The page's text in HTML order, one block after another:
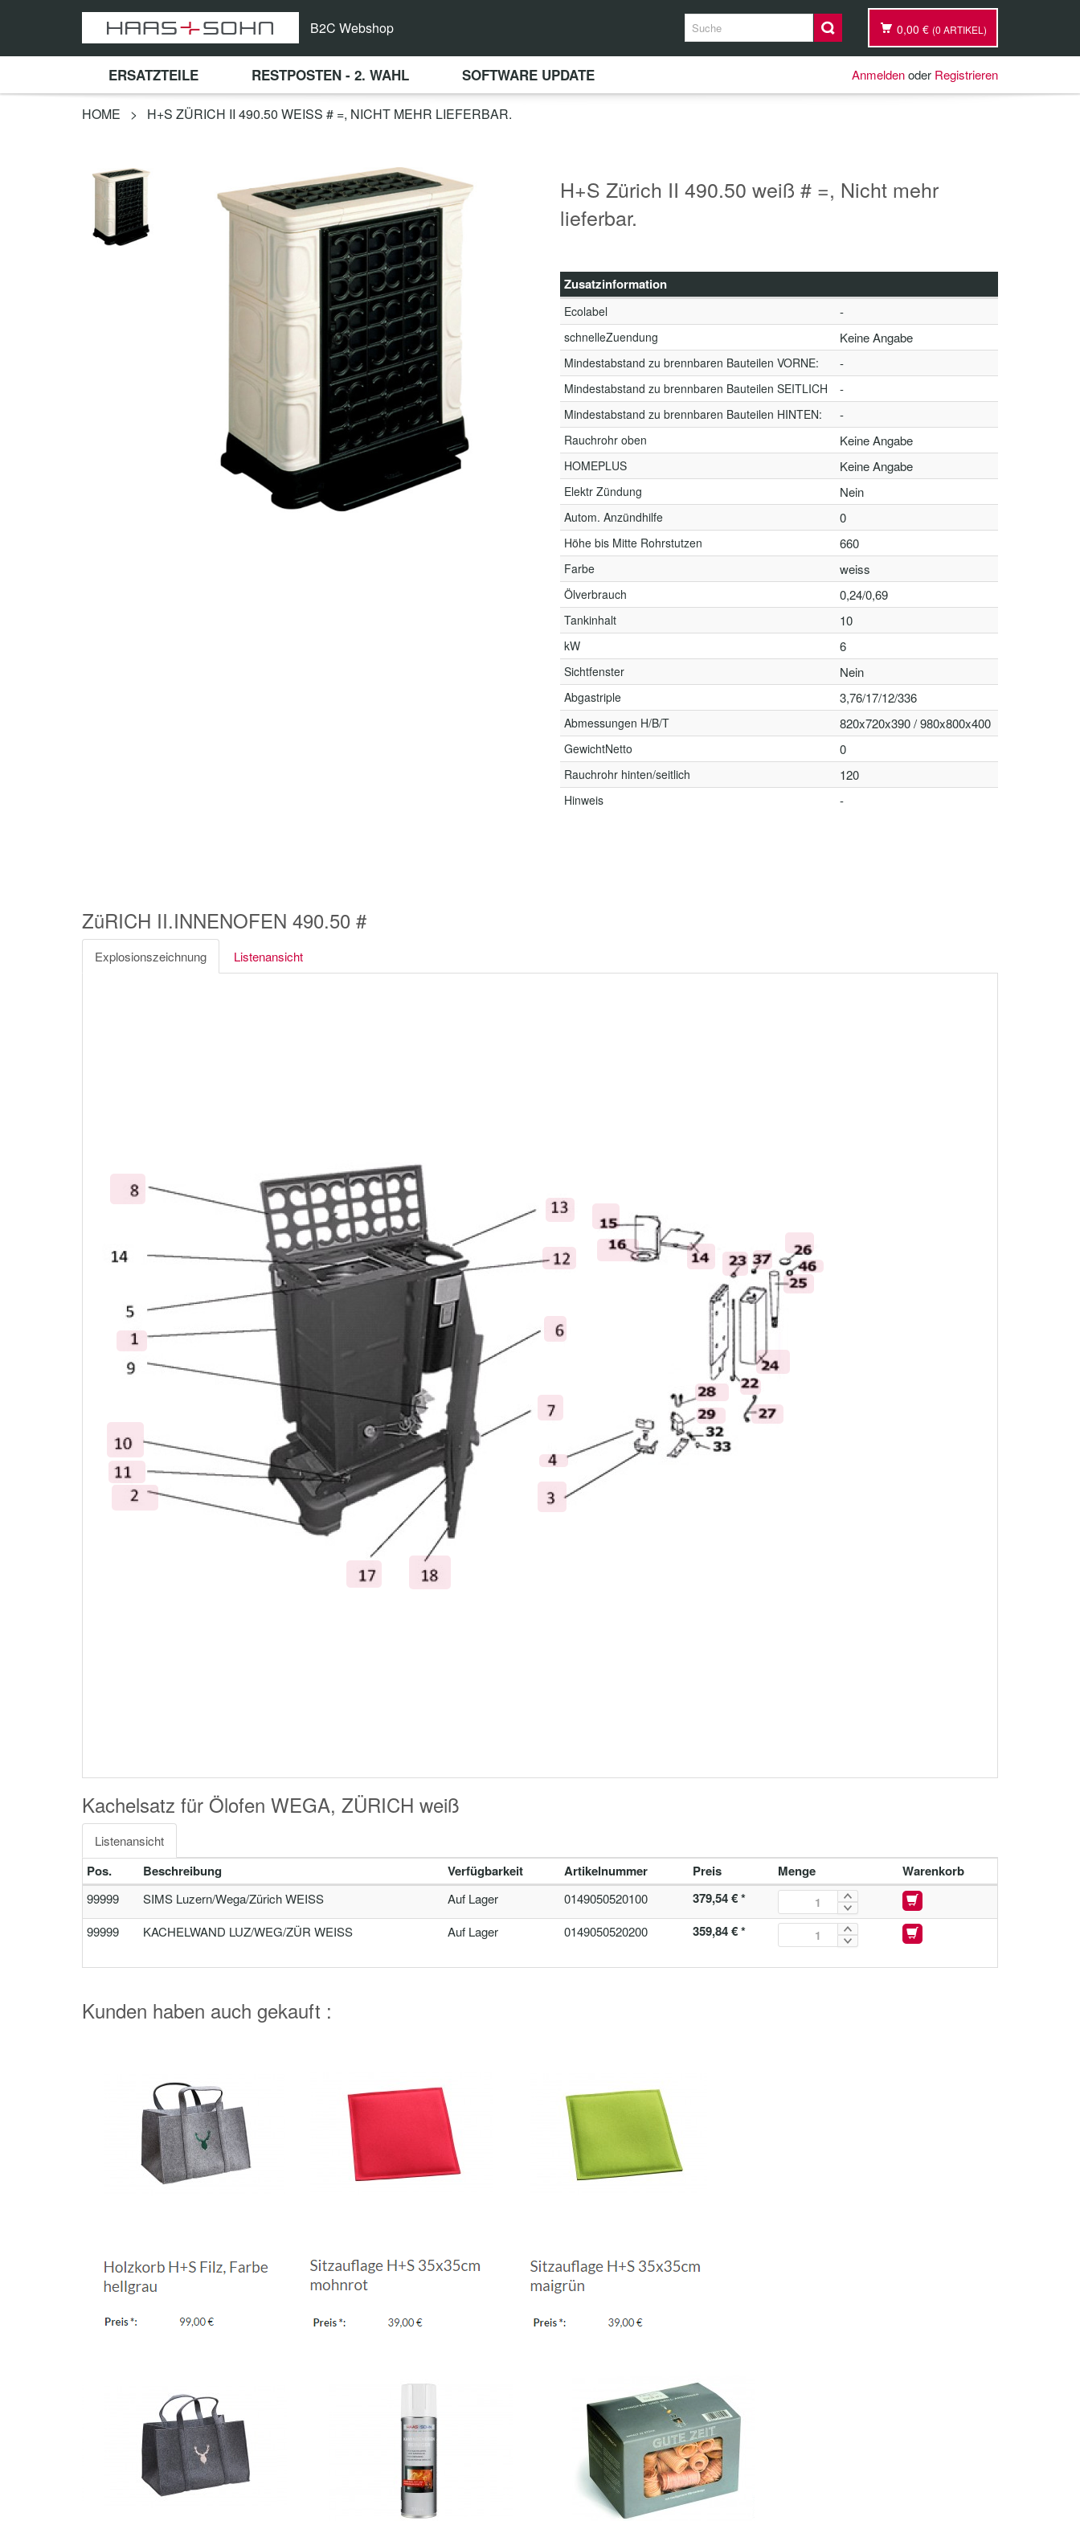
B2C Webshop 0,00 € (0 ARTIKEL)
ERSATZTEILE RESTPOSTEN - 2. WAHL SOFTWARE UPDATE Anmeldenoder Registrieren
HOME > H+S ZÜRICH II 490.50 WEISS # =, NICHT MEHR LIEFERBAR.
H+S Zürich II 490.50 weiß # =, Nicht mehr
lieferbar.
Zusatzinformation
Ecolabel -
schnelleZuendung Keine Angabe
Mindestabstand zu brennbaren Bauteilen VORNE: -
Mindestabstand zu brennbaren Bauteilen SEITLICH -
Mindestabstand zu brennbaren Bauteilen HINTEN: -
Rauchrohr oben Keine Angabe
HOMEPLUS Keine Angabe
Elektr Zündung Nein
Autom. Anzündhilfe 0
Höhe bis Mitte Rohrstutzen 660
Farbe weiss
Ölverbrauch 0,24/0,69
Tankinhalt 10
kW 6
Sichtfenster Nein
Abgastriple 3,76/17/12/336
Abmessungen H/B/T 820x720x390 / 980x800x400
GewichtNetto 0
Rauchrohr hinten/seitlich 120
Hinweis -
ZüRICH II.INNENOFEN 490.50 #
Explosionszeichnung Listenansicht
Kachelsatz für Ölofen WEGA, ZÜRICH weiß
Listenansicht
Pos. Beschreibung Verfügbarkeit Artikelnummer Preis Menge Warenkorb
99999 SIMS Luzern/Wega/Zürich WEISS Auf Lager 0149050520100 379,54 € *
99999 KACHELWAND LUZ/WEG/ZÜR WEISS Auf Lager 0149050520200 359,84 € *
Kunden haben auch gekauft :